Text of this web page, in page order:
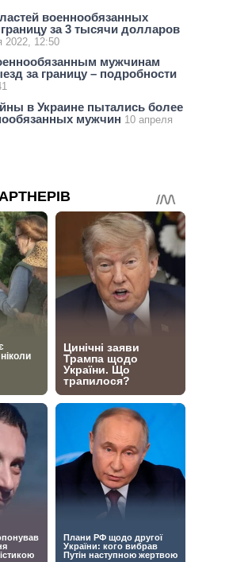
военнообязанных
за 3 тысячи долларов
2022, 12:50
мужчинам
за границу – подробности
в Украине пытались более
мужчин 10 апреля